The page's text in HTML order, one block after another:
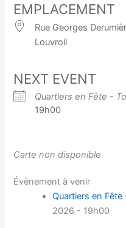
EMPLACEMENT
Rue Georges
Louvroil
NEXT EVENT
Quartiers en Fête -
19h00
Carte non disponible
Évènement à venir
Quartiers en
2026 - 19h00